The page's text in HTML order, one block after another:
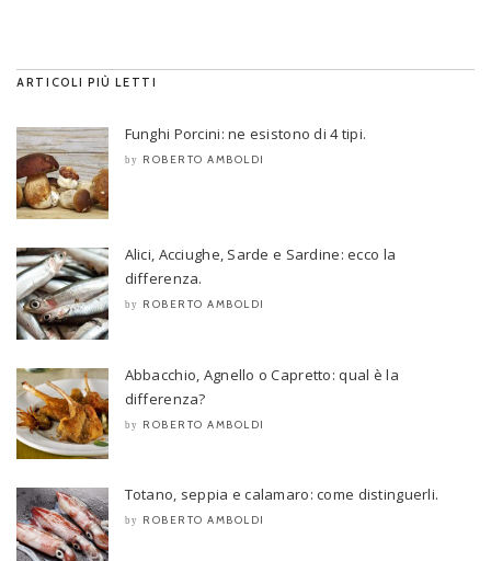
ARTICOLI PIÙ LETTI
Funghi Porcini: ne esistono di 4 tipi.
by ROBERTO AMBOLDI
Alici, Acciughe, Sarde e Sardine: ecco la
differenza.
by ROBERTO AMBOLDI
Abbacchio, Agnello o Capretto: qual è la
differenza?
by ROBERTO AMBOLDI
Totano, seppia e calamaro: come distinguerli.
by ROBERTO AMBOLDI